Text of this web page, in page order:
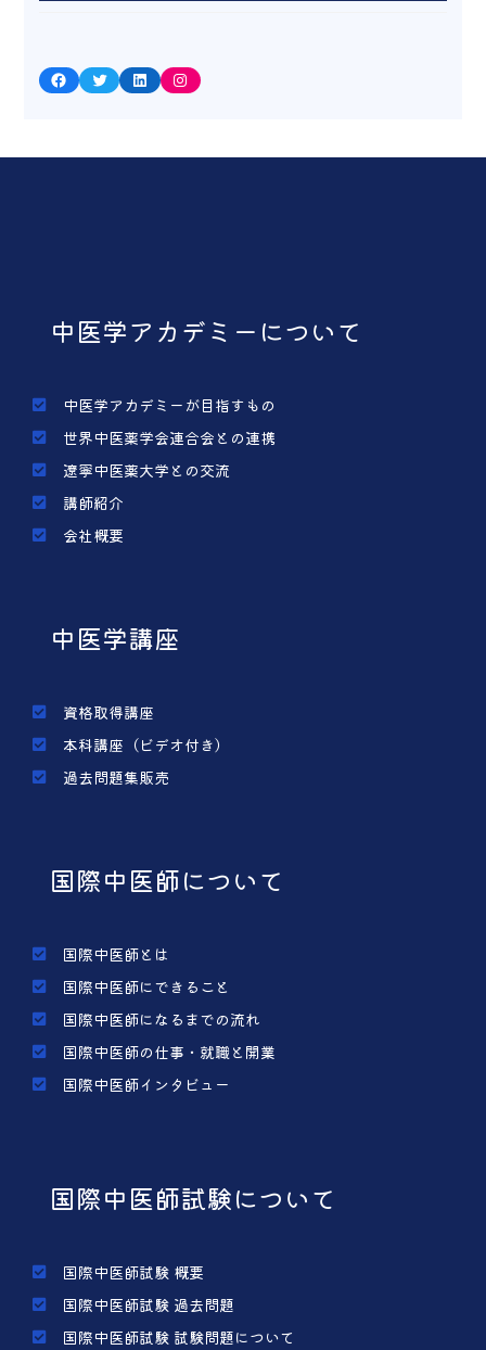
Facebook Twitter LinkedIn Instagram
中医学アカデミーについて
中医学アカデミーが目指すもの
世界中医薬学会連合会との連携
遼寧中医薬大学との交流
講師紹介
会社概要
中医学講座
資格取得講座
本科講座（ビデオ付き）
過去問題集販売
国際中医師について
国際中医師とは
国際中医師にできること
国際中医師になるまでの流れ
国際中医師の仕事・就職と開業
国際中医師インタビュー
国際中医師試験について
国際中医師試験 概要
国際中医師試験 過去問題
国際中医師試験 試験問題について